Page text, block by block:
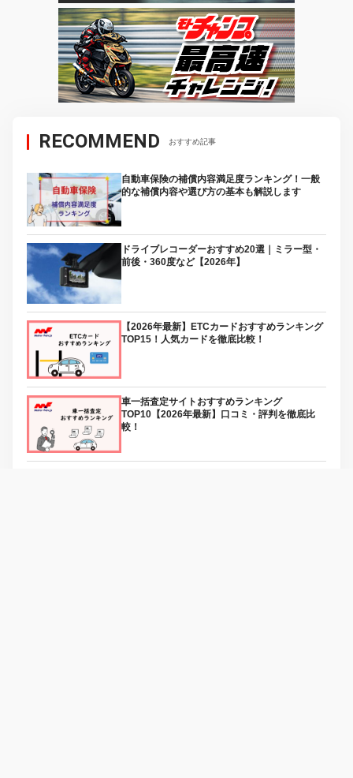
RECOMMEND おすすめ記事
自動車保険の補償内容満足度ランキング！一般
的な補償内容や選び方の基本も解説します
ドライブレコーダーおすすめ20選｜ミラー型・
前後・360度など【2026年】
【2026年最新】ETCカードおすすめランキング
TOP15！人気カードを徹底比較！
車一括査定サイトおすすめランキング
TOP10【2026年最新】口コミ・評判を徹底比
較！